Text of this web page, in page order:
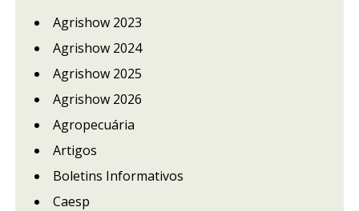
Agrishow 2023
Agrishow 2024
Agrishow 2025
Agrishow 2026
Agropecuária
Artigos
Boletins Informativos
Caesp